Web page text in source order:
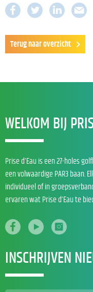
Terug naar overzicht
WELKOM BIJ
Prise d’Eau is een 27-holes
een volwaardige PAR3 baan.
individueel of in
ervaren wat Prise d’Eau te
INSCHRIJVEN